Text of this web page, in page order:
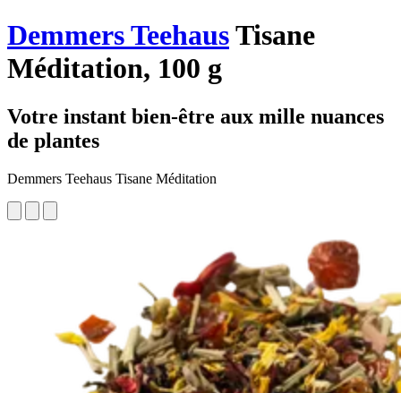
Demmers TeehausTisane
Méditation, 100 g
Votre instant bien-être aux mille nuances
de plantes
Demmers Teehaus Tisane Méditation